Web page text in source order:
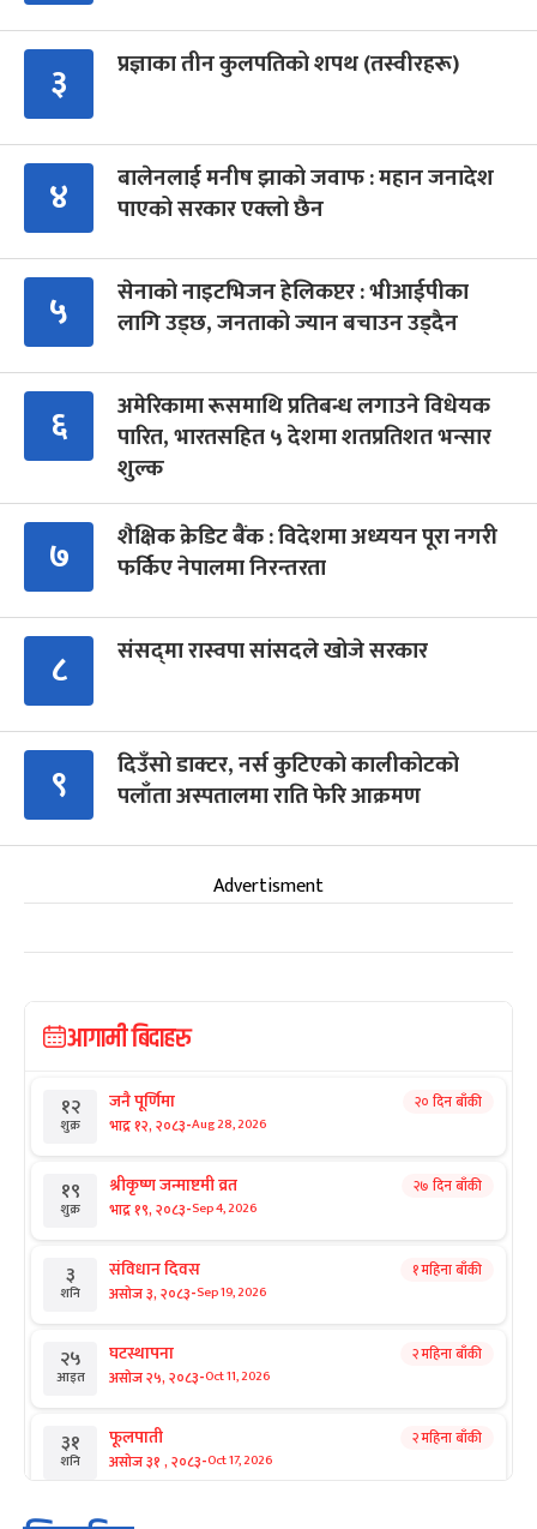
३ प्रज्ञाका तीन कुलपतिको शपथ (तस्वीरहरू)
४
बालेनलाई मनीष झाको जवाफ : महान जनादेश
पाएको सरकार एक्लो छैन
५
सेनाको नाइटभिजन हेलिकप्टर : भीआईपीका
लागि उड्छ, जनताको ज्यान बचाउन उड्दैन
६
अमेरिकामा रूसमाथि प्रतिबन्ध लगाउने विधेयक
पारित, भारतसहित ५ देशमा शतप्रतिशत भन्सार
शुल्क
७
शैक्षिक क्रेडिट बैंक : विदेशमा अध्ययन पूरा नगरी
फर्किए नेपालमा निरन्तरता
८ संसद्‍मा रास्वपा सांसदले खोजे सरकार
९
दिउँसो डाक्टर, नर्स कुटिएको कालीकोटको
पलाँता अस्पतालमा राति फेरि आक्रमण
Advertisment
आगामी बिदाहरु
१२
शुक्र
जनै पूर्णिमा
भाद्र १२, २०८३-Aug 28, 2026
२० दिन बाँकी
१९
शुक्र
श्रीकृष्ण जन्माष्टमी व्रत
भाद्र १९, २०८३-Sep 4, 2026
२७ दिन बाँकी
३
शनि
संविधान दिवस
असोज ३, २०८३-Sep 19, 2026
१ महिना बाँकी
२५
आइत
घटस्थापना
असोज २५, २०८३-Oct 11, 2026
२ महिना बाँकी
३१
शनि
फूलपाती
असोज ३१ , २०८३-Oct 17, 2026
२ महिना बाँकी
कार्तिक सङ्क्रान्ति